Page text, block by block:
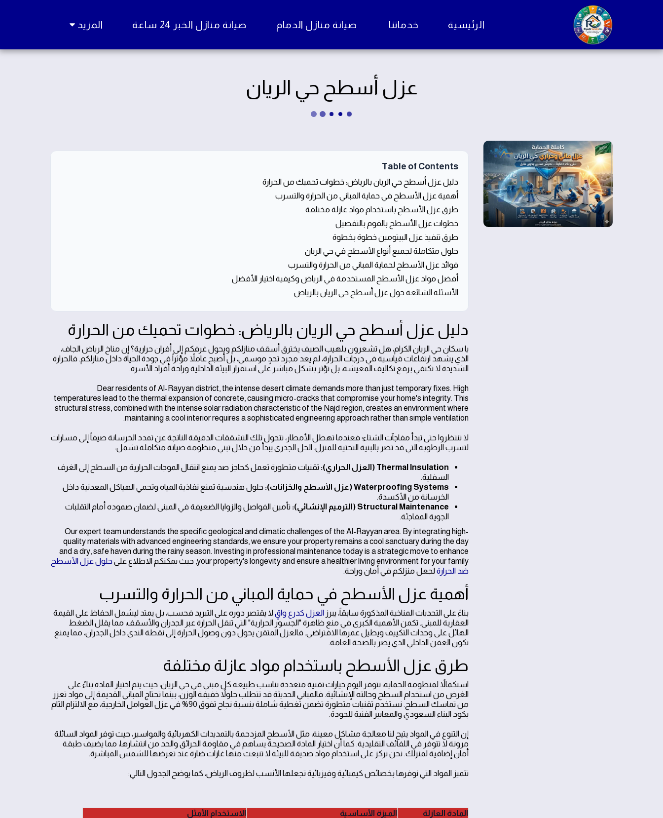
الرئيسية خدماتنا صيانة منازل الدمام صيانة منازل الخبر 24 ساعة المزيد
عزل أسطح حي الريان
Table of Contents
دليل عزل أسطح حي الريان بالرياض: خطوات تحميك من الحرارة
أهمية عزل الأسطح في حماية المباني من الحرارة والتسرب
طرق عزل الأسطح باستخدام مواد عازلة مختلفة
خطوات عزل الأسطح بالفوم بالتفصيل
طرق تنفيذ عزل البيتومين خطوة بخطوة
حلول متكاملة لجميع أنواع الأسطح في حي الريان
فوائد عزل الأسطح لحماية المباني من الحرارة والتسرب
أفضل مواد عزل الأسطح المستخدمة في الرياض وكيفية اختيار الأفضل
الأسئلة الشائعة حول عزل أسطح حي الريان بالرياض
دليل عزل أسطح حي الريان بالرياض: خطوات تحميك من الحرارة
يا سكان حي الريان الكرام، هل تشعرون بلهيب الصيف يخترق أسقف منازلكم ويحول غرفكم إلى أفران حرارية؟ إن مناخ الرياض الجاف،
الذي يشهد ارتفاعات قياسية في درجات الحرارة، لم يعد مجرد تحدٍ موسمي، بل أصبح عاملاً مؤثراً في جودة الحياة داخل منازلكم. فالحرارة
الشديدة لا تكتفي برفع تكاليف المعيشة، بل تؤثر بشكل مباشر على استقرار البيئة الداخلية وراحة أفراد الأسرة.
Dear residents of Al-Rayyan district, the intense desert climate demands more than just temporary fixes. High
temperatures lead to the thermal expansion of concrete, causing micro-cracks that compromise your home's integrity. This
structural stress, combined with the intense solar radiation characteristic of the Najd region, creates an environment where
maintaining a cool interior requires a sophisticated engineering approach rather than simple ventilation.
لا تنتظروا حتى تبدأ مفاجآت الشتاء؛ فعندما تهطل الأمطار، تتحول تلك التشققات الدقيقة الناتجة عن تمدد الخرسانة صيفاً إلى مسارات
لتسرب الرطوبة التي قد تضر بالبنية التحتية للمنزل. الحل الجذري يبدأ من خلال تبني منظومة صيانة متكاملة تشمل:
Thermal Insulation (العزل الحراري):
تقنيات متطورة تعمل كحاجز صد يمنع انتقال الموجات الحرارية من السطح إلى الغرف
السفلية.
Waterproofing Systems (عزل الأسطح والخزانات):
حلول هندسية تمنع نفاذية المياه وتحمي الهياكل المعدنية داخل
الخرسانة من الأكسدة.
Structural Maintenance (الترميم الإنشائي):
تأمين الفواصل والزوايا الضعيفة في المبنى لضمان صموده أمام التقلبات
الجوية المفاجئة.
Our expert team understands the specific geological and climatic challenges of the Al-Rayyan area. By integrating high-
quality materials with advanced engineering standards, we ensure your property remains a cool sanctuary during the day
and a dry, safe haven during the rainy season. Investing in professional maintenance today is a strategic move to enhance
your property's longevity and ensure a healthier living environment for your family, حيث يمكنكم الاطلاع على
حلول عزل الأسطح
ضد الحرارةلجعل منزلكم في أمان وراحة.
أهمية عزل الأسطح في حماية المباني من الحرارة والتسرب
بناءً على التحديات المناخية المذكورة سابقاً، يبرزالعزل كدرع واقٍلا يقتصر دوره على التبريد فحسب، بل يمتد ليشمل الحفاظ على القيمة
العقارية للمبنى. تكمن الأهمية الكبرى في منع ظاهرة "الجسور الحرارية" التي تنقل الحرارة عبر الجدران والأسقف، مما يقلل الضغط
الهائل على وحدات التكييف ويطيل عمرها الافتراضي. فالعزل المتقن يحول دون وصول الحرارة إلى نقطة الندى داخل الجدران، مما يمنع
تكون العفن الداخلي الذي يضر بالصحة العامة.
طرق عزل الأسطح باستخدام مواد عازلة مختلفة
استكمالاً لمنظومة الحماية، تتوفر اليوم خيارات تقنية متعددة تناسب طبيعة كل مبنى في حي الريان، حيث يتم اختيار المادة بناءً على
الغرض من استخدام السطح وحالته الإنشائية. فالمباني الحديثة قد تتطلب حلولاً خفيفة الوزن، بينما تحتاج المباني القديمة إلى مواد تعزز
من تماسك السطح. نستخدم تقنيات متطورة تضمن تغطية شاملة بنسبة نجاح تفوق 90% في عزل العوامل الخارجية، مع الالتزام التام
بكود البناء السعودي والمعايير الفنية للجودة.
إن التنوع في المواد يتيح لنا معالجة مشاكل معينة، مثل الأسطح المزدحمة بالتمديدات الكهربائية والمواسير، حيث توفر المواد السائلة
مرونة لا تتوفر في اللفائف التقليدية. كما أن اختيار المادة الصحيحة يساهم في مقاومة الحرائق والحد من انتشارها، مما يضيف طبقة
أمان إضافية لمنزلك. نحن نركز على استخدام مواد صديقة للبيئة لا تنبعث منها غازات ضارة عند تعرضها للشمس المباشرة.
تتميز المواد التي نوفرها بخصائص كيميائية وفيزيائية تجعلها الأنسب لظروف الرياض، كما يوضح الجدول التالي:
المادة العازلة الميزة الأساسية
الاستخدام الأمثل